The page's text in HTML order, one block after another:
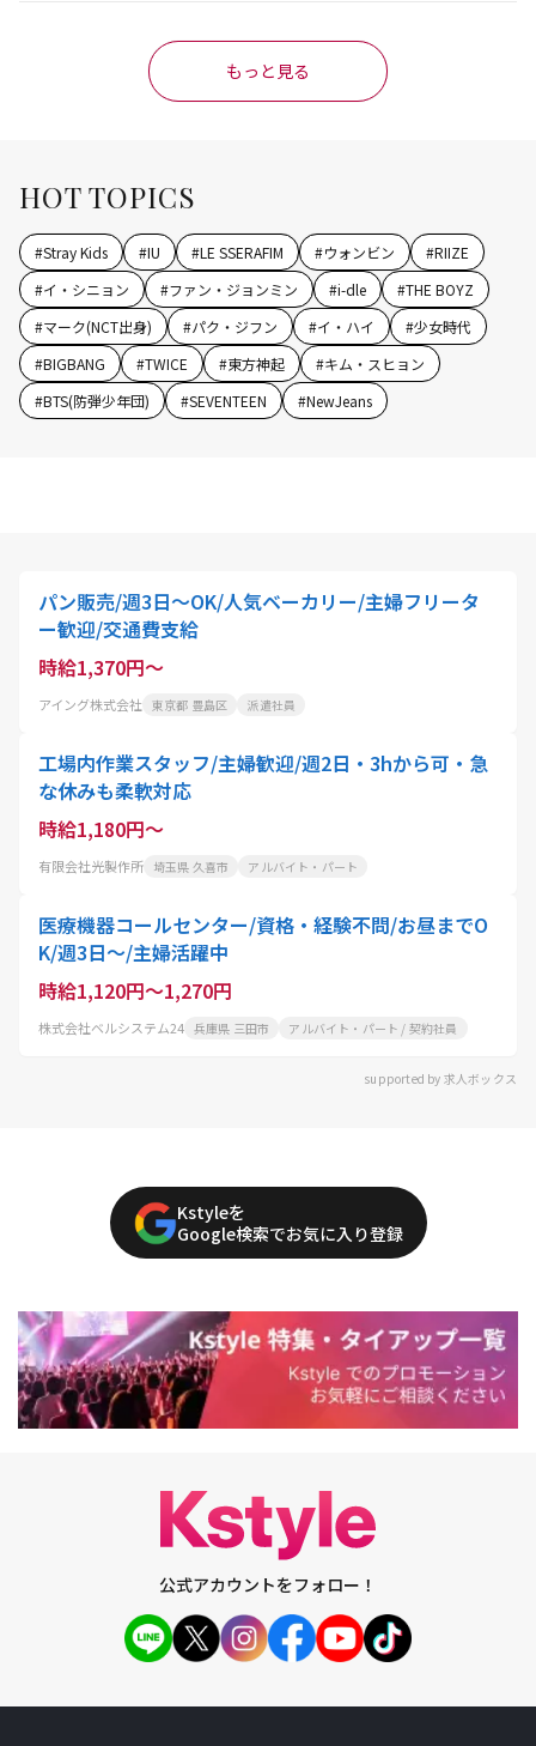
もっと見る
HOT TOPICS
#Stray Kids #IU #LE SSERAFIM #ウォンビン #RIIZE
#イ・シニョン #ファン・ジョンミン #i-dle #THE BOYZ
#マーク(NCT出身) #パク・ジフン #イ・ハイ #少女時代
#BIGBANG #TWICE #東方神起 #キム・スヒョン
#BTS(防弾少年団) #SEVENTEEN #NewJeans
パン販売/週3日～OK/人気ベーカリー/主婦フリータ
ー歓迎/交通費支給
時給1,370円～
アイング株式会社 東京都 豊島区 派遣社員
工場内作業スタッフ/主婦歓迎/週2日・3hから可・急
な休みも柔軟対応
時給1,180円～
有限会社光製作所 埼玉県 久喜市 アルバイト・パート
医療機器コールセンター/資格・経験不問/お昼までO
K/週3日～/主婦活躍中
時給1,120円～1,270円
株式会社ベルシステム24 兵庫県 三田市 アルバイト・パート / 契約社員
supported by 求人ボックス
Kstyleを
Google検索でお気に入り登録
公式アカウントをフォロー！